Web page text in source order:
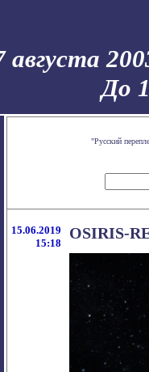
августа
До
"Русский
15.06.2019
15:18
OSIRIS-